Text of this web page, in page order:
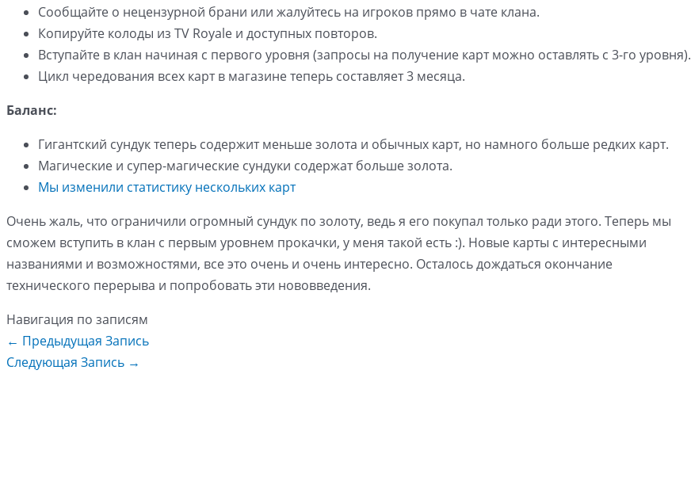
Сообщайте о нецензурной брани или жалуйтесь на игроков прямо в чате клана.
Копируйте колоды из TV Royale и доступных повторов.
Вступайте в клан начиная с первого уровня (запросы на получение карт можно оставлять с 3-го уровня).
Цикл чередования всех карт в магазине теперь составляет 3 месяца.
Баланс:
Гигантский сундук теперь содержит меньше золота и обычных карт, но намного больше редких карт.
Магические и супер-магические сундуки содержат больше золота.
Мы изменили статистику нескольких карт
Очень жаль, что ограничили огромный сундук по золоту, ведь я его покупал только ради этого. Теперь мы
сможем вступить в клан с первым уровнем прокачки, у меня такой есть :). Новые карты с интересными
названиями и возможностями, все это очень и очень интересно. Осталось дождаться окончание
технического перерыва и попробовать эти нововведения.
Навигация по записям
← Предыдущая Запись
Следующая Запись →